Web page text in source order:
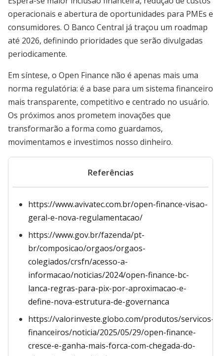
operacionais e abertura de oportunidades para PMEs e
consumidores. O Banco Central já traçou um roadmap
até 2026, definindo prioridades que serão divulgadas
periodicamente.
Em síntese, o Open Finance não é apenas mais uma
norma regulatória: é a base para um sistema financeiro
mais transparente, competitivo e centrado no usuário.
Os próximos anos prometem inovações que
transformarão a forma como guardamos,
movimentamos e investimos nosso dinheiro.
Referências
https://www.avivatec.com.br/open-finance-visao-
geral-e-nova-regulamentacao/
https://www.gov.br/fazenda/pt-
br/composicao/orgaos/orgaos-
colegiados/crsfn/acesso-a-
informacao/noticias/2024/open-finance-bc-
lanca-regras-para-pix-por-aproximacao-e-
define-nova-estrutura-de-governanca
https://valorinveste.globo.com/produtos/servicos-
financeiros/noticia/2025/05/29/open-finance-
cresce-e-ganha-mais-forca-com-chegada-do-